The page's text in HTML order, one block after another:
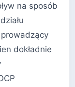
na sposób
dokładnie